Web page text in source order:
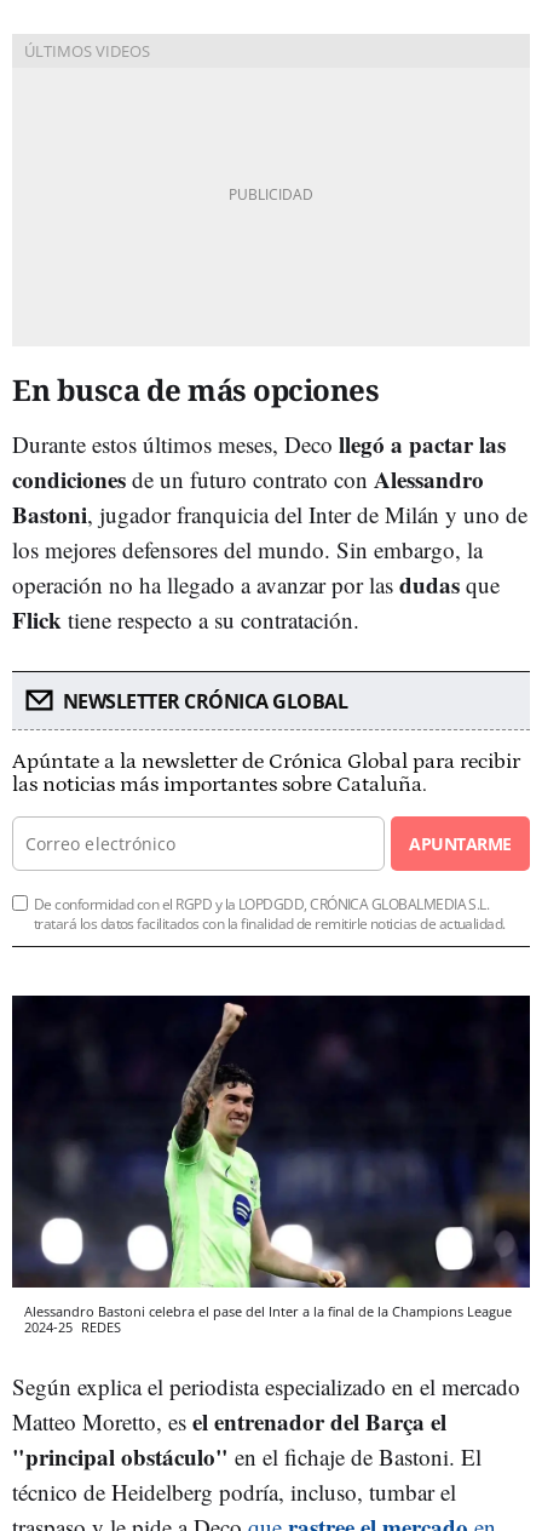
En busca de más opciones
Durante estos últimos meses, Deco llegó a pactar las
condiciones de un futuro contrato con Alessandro
Bastoni, jugador franquicia del Inter de Milán y uno de
los mejores defensores del mundo. Sin embargo, la
operación no ha llegado a avanzar por las dudas que
Flick tiene respecto a su contratación.
NEWSLETTER CRÓNICA GLOBAL
Apúntate a la newsletter de Crónica Global para recibir
las noticias más importantes sobre Cataluña.
APUNTARME
De conformidad con el RGPD y la LOPDGDD, CRÓNICA GLOBALMEDIA S.L.
tratará los datos facilitados con la finalidad de remitirle noticias de actualidad.
Alessandro Bastoni celebra el pase del Inter a la final de la Champions League
2024-25 REDES
Según explica el periodista especializado en el mercado
Matteo Moretto, es el entrenador del Barça el
"principal obstáculo" en el fichaje de Bastoni. El
técnico de Heidelberg podría, incluso, tumbar el